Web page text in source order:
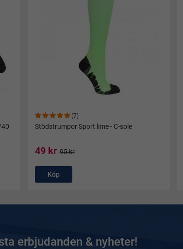
(7)
Stödstrumpor Sport lime - C-sole
49 kr 95 kr
Köp
erbjudanden & nyheter!